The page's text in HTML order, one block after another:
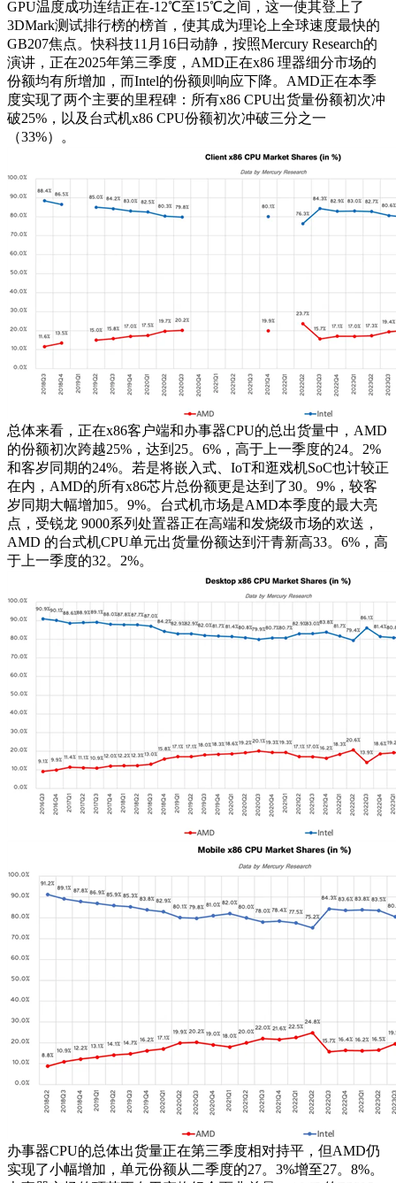
GPU温度成功连结正在-12℃至15℃之间，这一使其登上了
3DMark测试排行榜的榜首，使其成为理论上全球速度最快的
GB207焦点。快科技11月16日动静，按照Mercury Research的
演讲，正在2025年第三季度，AMD正在x86 理器细分市场的
份额均有所增加，而Intel的份额则响应下降。AMD正在本季
度实现了两个主要的里程碑：所有x86 CPU出货量份额初次冲
破25%，以及台式机x86 CPU份额初次冲破三分之一
（33%）。
总体来看，正在x86客户端和办事器CPU的总出货量中，AMD
的份额初次跨越25%，达到25。6%，高于上一季度的24。2%
和客岁同期的24%。若是将嵌入式、IoT和逛戏机SoC也计较正
在内，AMD的所有x86芯片总份额更是达到了30。9%，较客
岁同期大幅增加5。9%。台式机市场是AMD本季度的最大亮
点，受锐龙 9000系列处置器正在高端和发烧级市场的欢送，
AMD 的台式机CPU单元出货量份额达到汗青新高33。6%，高
于上一季度的32。2%。
办事器CPU的总体出货量正在第三季度相对持平，但AMD仍
实现了小幅增加，单元份额从二季度的27。3%增至27。8%。